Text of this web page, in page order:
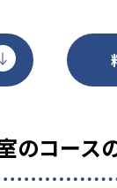
のコース